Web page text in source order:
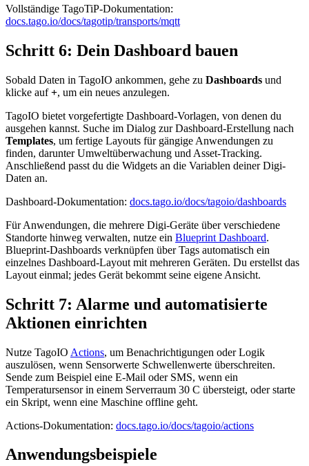
Vollständige TagoTiP-Dokumentation:
docs.tago.io/docs/tagotip/transports/mqtt
Schritt 6: Dein Dashboard bauen
Sobald Daten in TagoIO ankommen, gehe zu Dashboards und
klicke auf+, um ein neues anzulegen.
TagoIO bietet vorgefertigte Dashboard-Vorlagen, von denen du
ausgehen kannst. Suche im Dialog zur Dashboard-Erstellung nach
Templates, um fertige Layouts für gängige Anwendungen zu
finden, darunter Umweltüberwachung und Asset-Tracking.
Anschließend passt du die Widgets an die Variablen deiner Digi-
Daten an.
Dashboard-Dokumentation: docs.tago.io/docs/tagoio/dashboards
Für Anwendungen, die mehrere Digi-Geräte über verschiedene
Standorte hinweg verwalten, nutze ein Blueprint Dashboard.
Blueprint-Dashboards verknüpfen über Tags automatisch ein
einzelnes Dashboard-Layout mit mehreren Geräten. Du erstellst das
Layout einmal; jedes Gerät bekommt seine eigene Ansicht.
Schritt 7: Alarme und automatisierte
Aktionen einrichten
Nutze TagoIO Actions, um Benachrichtigungen oder Logik
auszulösen, wenn Sensorwerte Schwellenwerte überschreiten.
Sende zum Beispiel eine E-Mail oder SMS, wenn ein
Temperatursensor in einem Serverraum 30 C übersteigt, oder starte
ein Skript, wenn eine Maschine offline geht.
Actions-Dokumentation: docs.tago.io/docs/tagoio/actions
Anwendungsbeispiele